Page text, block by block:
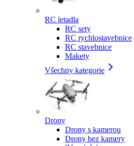
RC letadla
RC sety
RC rychlostavebnice
RC stavebnice
Makety
Všechny kategorie
Drony
Drony s kamerou
Drony bez kamery